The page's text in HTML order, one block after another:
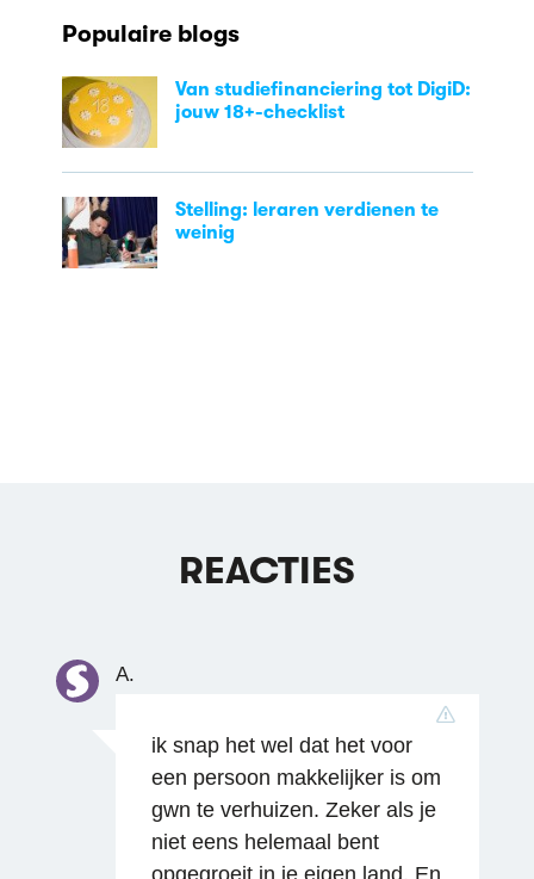
Populaire blogs
Van studiefinanciering tot DigiD:
jouw 18+-checklist
Stelling: leraren verdienen te
weinig
REACTIES
A.
ik snap het wel dat het voor
een persoon makkelijker is om
gwn te verhuizen. Zeker als je
niet eens helemaal bent
opgegroeit in je eigen land. En